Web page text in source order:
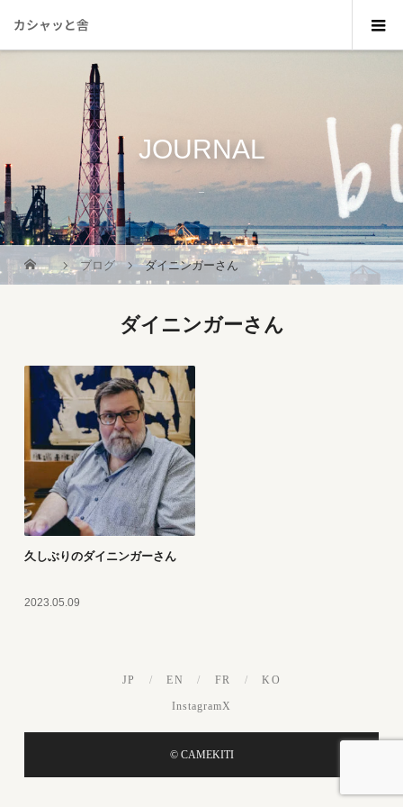
カシャッと舎
JOURNAL
_
ブログ ダイニンガーさん
ダイニンガーさん
久しぶりのダイニンガーさん
2023.05.09
JP / EN / FR / KO
InstagramX
© CAMEKITI